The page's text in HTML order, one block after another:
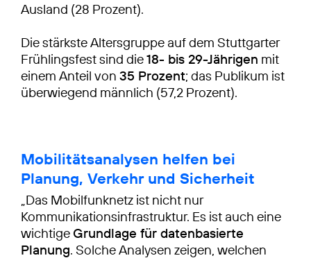
Ausland (28 Prozent).
Die stärkste Altersgruppe auf dem Stuttgarter
Frühlingsfest sind die18- bis 29-Jährigen mit
einem Anteil von 35 Prozent; das Publikum ist
überwiegend männlich (57,2 Prozent).
Mobilitätsanalysen helfen bei
Planung, Verkehr und Sicherheit
„Das Mobilfunknetz ist nicht nur
Kommunikationsinfrastruktur. Es ist auch eine
wichtige Grundlage für datenbasierte
Planung. Solche Analysen zeigen, welchen